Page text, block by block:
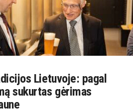
Lietuvoje: pagal
sukurtas gėrimas